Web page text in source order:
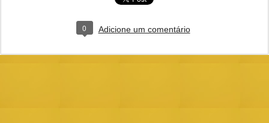
0 Adicione um comentário